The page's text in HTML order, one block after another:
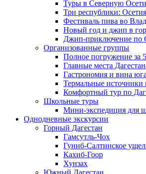
Туры в Северную
Три республики:
Фестиваль пива во
Новый год и джип в
Джип-приключение по
Организованные группы
Полное погружение за
Главные места
Гастрономия и вина юга
Термальные источники
Комфортный тур по
Школьные туры
Мини-экспедиция для
Однодневные экскурсии
Горный Дагестан
Гамсутль-Чох
Гуниб-Салтинское
Кахиб-Гоор
Хунзах
Южный Дагестан